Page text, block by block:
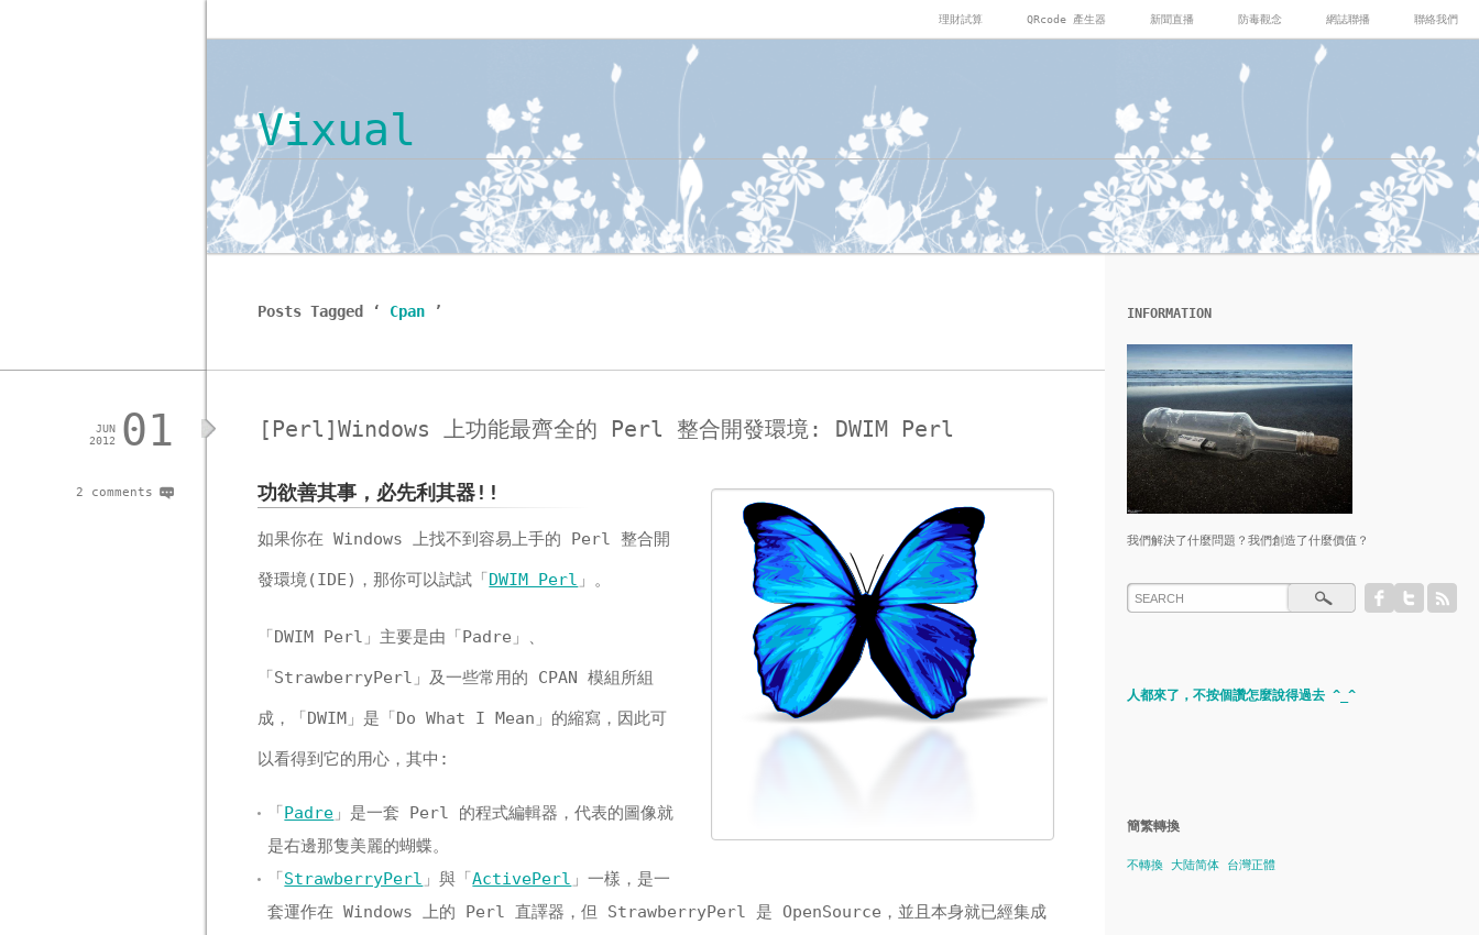
理財試算 QRcode 產生器 新聞直播 防毒觀念 網誌聯播 聯絡我們
Vixual
Posts Tagged ‘ Cpan ’
[Perl]Windows 上功能最齊全的 Perl 整合開發環境: DWIM Perl
功欲善其事，必先利其器!!
如果你在 Windows 上找不到容易上手的 Perl 整合開
發環境(IDE)，那你可以試試「DWIM Perl 」。
「DWIM Perl」主要是由「Padre」、
「StrawberryPerl」及一些常用的 CPAN 模組所組
成，「DWIM」是「Do What I Mean」的縮寫，因此可
以看得到它的用心，其中:
「Padre 」是一套 Perl 的程式編輯器，代表的圖像就
是右邊那隻美麗的蝴蝶。
「StrawberryPerl 」與「ActivePerl 」一樣，是一
套運作在 Windows 上的 Perl 直譯器，但 StrawberryPerl 是 OpenSource，並且本身就已經集成
01
JUN
2012
2 comments
INFORMATION
我們解決了什麼問題？我們創造了什麼價值？
人都來了，不按個讚怎麼說得過去 ^_^
簡繁轉換
不轉換 大陆简体 台灣正體